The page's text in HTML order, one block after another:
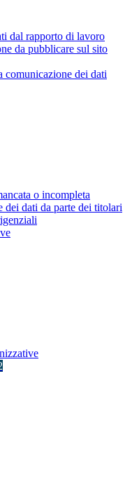
dal rapporto di lavoro
da pubblicare sul sito
comunicazione dei dati
o incompleta
dei dati da parte dei titolari